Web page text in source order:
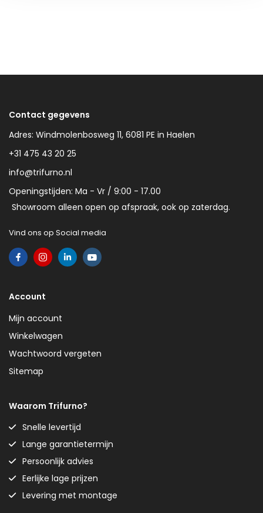
Contact gegevens
Adres: Windmolenbosweg 11, 6081 PE in Haelen
+31 475 43 20 25
info@trifurno.nl
Openingstijden: Ma - Vr / 9:00 - 17.00
Showroom alleen open op afspraak, ook op zaterdag.
Vind ons op Social media
Account
Mijn account
Winkelwagen
Wachtwoord vergeten
Sitemap
Waarom Trifurno?
Snelle levertijd
Lange garantietermijn
Persoonlijk advies
Eerlijke lage prijzen
Levering met montage